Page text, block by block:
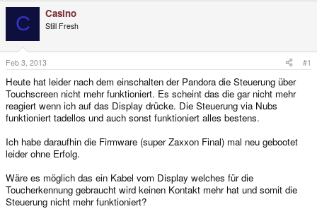
d
s
t
a
r
t
e
r
d
a
t
C Casino
Still Fresh
Feb 3, 2013 #1
Heute hat leider nach dem einschalten der Pandora die Steuerung über
Touchscreen nicht mehr funktioniert. Es scheint das die gar nicht mehr
reagiert wenn ich auf das Display drücke. Die Steuerung via Nubs
funktioniert tadellos und auch sonst funktioniert alles bestens.
Ich habe daraufhin die Firmware (super Zaxxon Final) mal neu gebootet
leider ohne Erfolg.
Wäre es möglich das ein Kabel vom Display welches für die
Toucherkennung gebraucht wird keinen Kontakt mehr hat und somit die
Steuerung nicht mehr funktioniert?